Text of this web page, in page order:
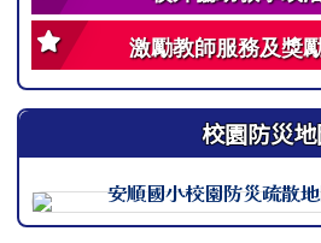
激勵教師服務及獎
校園防災
此圖為安順國小校園防災地圖（